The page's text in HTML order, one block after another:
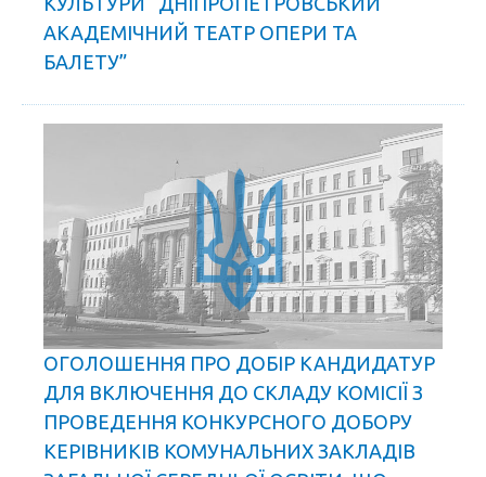
АКАДЕМІЧНИЙ ТЕАТР ОПЕРИ ТА
БАЛЕТУ”
ОГОЛОШЕННЯ ПРО ДОБІР КАНДИДАТУР
ДЛЯ ВКЛЮЧЕННЯ ДО СКЛАДУ КОМІСІЇ З
ПРОВЕДЕННЯ КОНКУРСНОГО ДОБОРУ
КЕРІВНИКІВ КОМУНАЛЬНИХ ЗАКЛАДІВ